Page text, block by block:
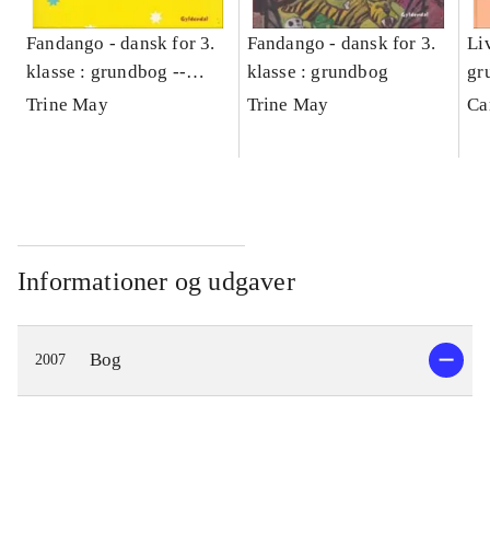
Fandango - dansk for 3.
klasse : grundbog --
Lærervejledning
Trine May
Fandango - dansk for 3.
klasse : grundbog
Trine May
Informationer og udgaver
2007 Bog